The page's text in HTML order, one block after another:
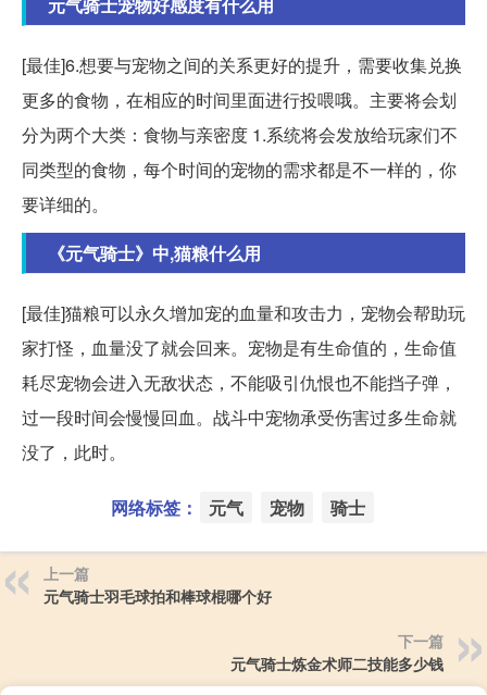
元气骑士宠物好感度有什么用
[最佳]6.想要与宠物之间的关系更好的提升，需要收集兑换
更多的食物，在相应的时间里面进行投喂哦。主要将会划
分为两个大类：食物与亲密度 1.系统将会发放给玩家们不
同类型的食物，每个时间的宠物的需求都是不一样的，你
要详细的。
《元气骑士》中,猫粮什么用
[最佳]猫粮可以永久增加宠的血量和攻击力，宠物会帮助玩
家打怪，血量没了就会回来。宠物是有生命值的，生命值
耗尽宠物会进入无敌状态，不能吸引仇恨也不能挡子弹，
过一段时间会慢慢回血。战斗中宠物承受伤害过多生命就
没了，此时。
网络标签： 元气 宠物 骑士
上一篇
元气骑士羽毛球拍和棒球棍哪个好
下一篇
元气骑士炼金术师二技能多少钱